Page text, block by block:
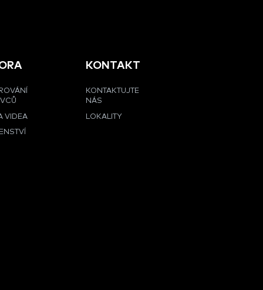
VIDEA
KONTAKT
KONTAKTUJTE
NÁS
LOKALITY